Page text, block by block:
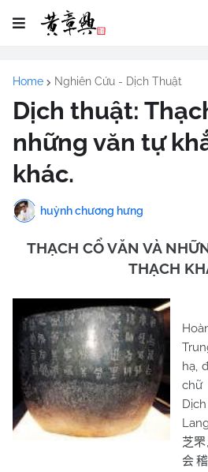
Home Nghiên Cứu - Dịch Thuật
Dịch thuật:
những văn tự
khác.
huỳnh chương hưng
THẠCH CỔ VĂN VÀ
THẠCH
hạ,
芝罘
会稽